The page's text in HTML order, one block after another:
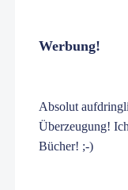
Werbung!
Absolut
Überzeugung!
Bücher! ;-)